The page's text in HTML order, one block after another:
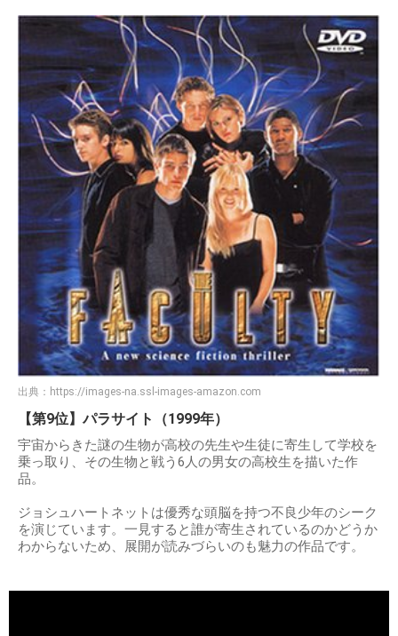
出典： https://images-na.ssl-images-amazon.com
【第9位】パラサイト（1999年）
宇宙からきた謎の生物が高校の先生や生徒に寄生して学校を
乗っ取り、その生物と戦う6人の男女の高校生を描いた作
品。
ジョシュハートネットは優秀な頭脳を持つ不良少年のシーク
を演じています。一見すると誰が寄生されているのかどうか
わからないため、展開が読みづらいのも魅力の作品です。